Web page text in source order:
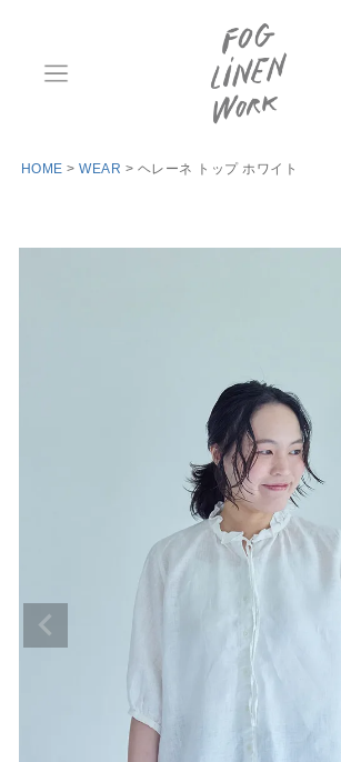
HOME WEAR ヘレーネ トップ ホワイト